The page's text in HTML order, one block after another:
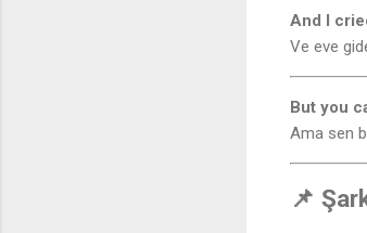
And I
Ve eve
But you
Ama sen
📌